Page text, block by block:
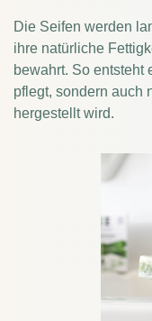
Die Seifen werden
ihre natürliche
bewahrt. So entsteht
pflegt, sondern auch
hergestellt wird.